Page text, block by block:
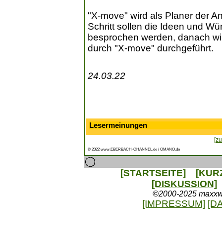
"X-move" wird als Planer der
Schritt sollen die Ideen und
besprochen werden, danach
durch "X-move" durchgeführt.
24.03.22
Lesermeinungen
© 2022 www.EBERBACH-CHANNEL.de / OMANO.de
[STARTSEITE]
[DISKUSSION]
©2000-2025
[IMPRESSUM]